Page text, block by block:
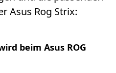
Asus Rog Strix:
beim Asus ROG